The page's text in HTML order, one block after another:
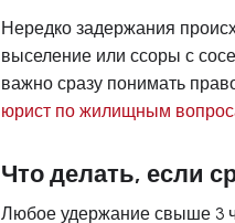
Нередко задержания
выселение или ссоры с
важно сразу понимать
юрист по жилищным
Что делать, если
Любое удержание свыше 3